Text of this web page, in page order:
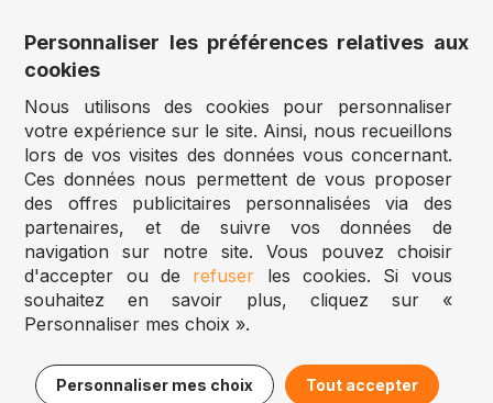
24,95€ Ajouter au panier
Nos sites
Autriche :www.puzzle.at
Belgique :www.puzzle.be
Royaume Uni :
www.jigsawpuzzle.co.uk
Accès revendeurs / détaillants
Vous avez un magasin ?
Vous souhaitez accéder à nos prix revendeurs ?
Puzzle.be 2025
Personnaliser les préférences relatives aux
cookies
Nous utilisons des cookies pour personnaliser
votre expérience sur le site. Ainsi, nous recueillons
lors de vos visites des données vous concernant.
Ces données nous permettent de vous proposer
des offres publicitaires personnalisées via des
partenaires, et de suivre vos données de
navigation sur notre site. Vous pouvez choisir
d'accepter ou de refuser les cookies. Si vous
souhaitez en savoir plus, cliquez sur «
Personnaliser mes choix ».
Personnaliser mes choix Tout accepter